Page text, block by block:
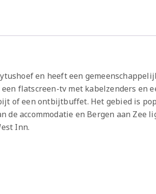
en heeft een
flatscreen-tv met kabelzenders en
of een ontbijtbuffet. Het gebied is
accommodatie en Bergen aan Zee
Inn.